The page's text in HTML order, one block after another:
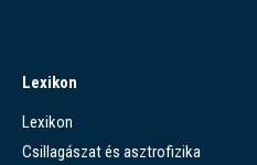
Lexikon
Lexikon
Csillagászat és asztrofizika